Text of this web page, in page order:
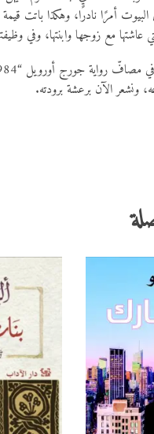
أمرًا نادرًا، وهكذا باتت قيمة
عاشتها مع زوجها وابنتها، وفي
ونشعر الآن برعشة برودته.